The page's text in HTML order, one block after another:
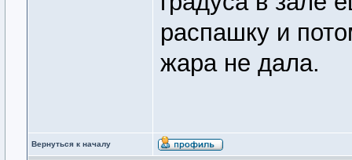
распашку и
жара не дала.
Вернуться к началу